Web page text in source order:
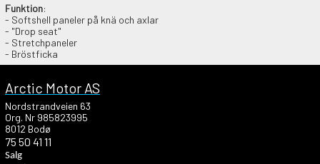
Funktion:
- Softshell paneler på knä och axlar
- "Drop seat"
- Stretchpaneler
- Bröstficka
Arctic Motor AS
Nordstrandveien 63
Org. Nr 985823995
8012 Bodø
75 50 41 11
Salg